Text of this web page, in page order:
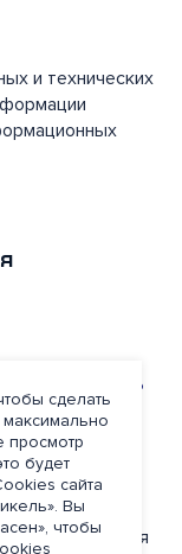
и технических
по адресу:
Пользователя
сделать
просмотр
будет
сайта
Вы
чтобы